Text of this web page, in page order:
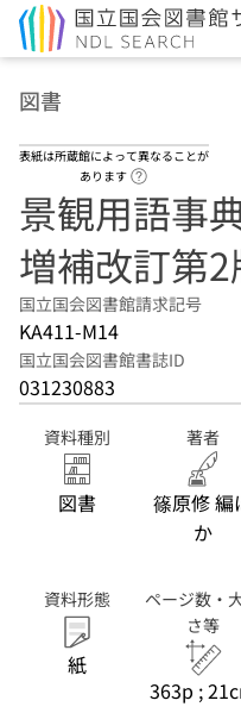
図書
表紙は所蔵館によって異なることが
あります
景観用語事
増補改訂第2
国立国会図書館請求記号
KA411-M14
国立国会図書館書誌ID
031230883
資料種別
図書
著者
篠原修 編
か
資料形態
紙
ページ数・
さ等
363p ;